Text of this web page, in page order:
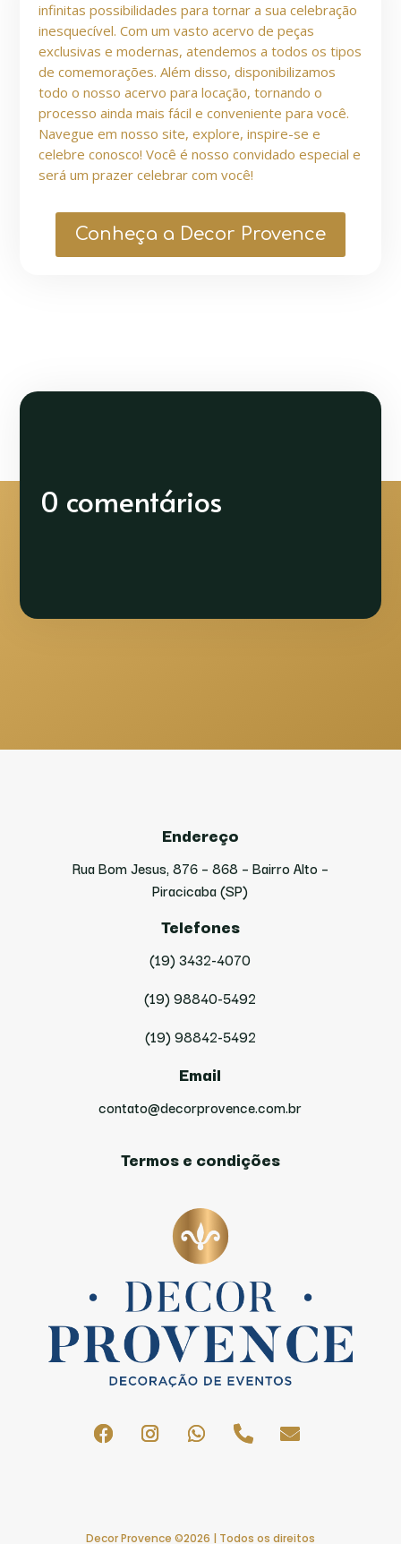
infinitas possibilidades para tornar a sua celebração
inesquecível. Com um vasto acervo de peças
exclusivas e modernas, atendemos a todos os tipos
de comemorações. Além disso, disponibilizamos
todo o nosso acervo para locação, tornando o
processo ainda mais fácil e conveniente para você.
Navegue em nosso site, explore, inspire-se e
celebre conosco! Você é nosso convidado especial e
será um prazer celebrar com você!
Conheça a Decor Provence
0 comentários
Endereço
Rua Bom Jesus, 876 – 868 – Bairro Alto –
Piracicaba (SP)
Telefones
(19) 3432-4070
(19) 98840-5492
(19) 98842-5492
Email
contato@decorprovence.com.br
Termos e condições
Decor Provence ©2026 | Todos os direitos